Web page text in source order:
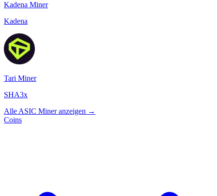
Kadena Miner
Kadena
Tari Miner
SHA3x
Alle ASIC Miner anzeigen →
Coins